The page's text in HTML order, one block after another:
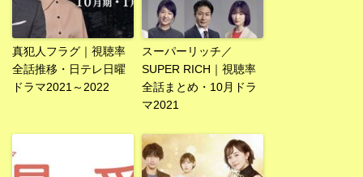
真犯人フラグ｜視聴率
全話推移・日テレ日曜
ドラマ2021～2022
スーパーリッチ／
SUPER RICH｜視聴率
全話まとめ・10月ドラ
マ2021